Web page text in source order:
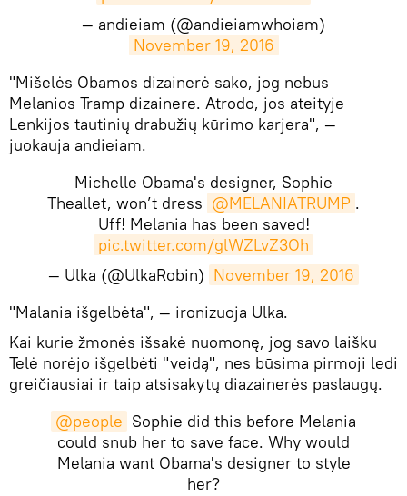
— andieiam (@andieiamwhoiam)
November 19, 2016
​"Mišelės Obamos dizainerė sako, jog nebus
Melanios Tramp dizainere. Atrodo, jos ateityje
Lenkijos tautinių drabužių kūrimo karjera", —
juokauja andieiam.
Michelle Obama's designer, Sophie
Theallet, won’t dress @MELANIATRUMP .
Uff! Melania has been saved!
pic.twitter.com/glWZLvZ3Oh
— Ulka (@UlkaRobin) November 19, 2016
​"Malania išgelbėta", — ironizuoja Ulka.
Kai kurie žmonės išsakė nuomonę, jog savo laišku
Telė norėjo išgelbėti "veidą", nes būsima pirmoji ledi
greičiausiai ir taip atsisakytų diazainerės paslaugų.
@people Sophie did this before Melania
could snub her to save face. Why would
Melania want Obama's designer to style
her?